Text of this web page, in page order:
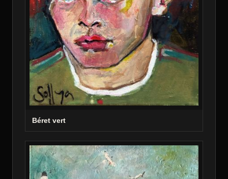
Béret vert